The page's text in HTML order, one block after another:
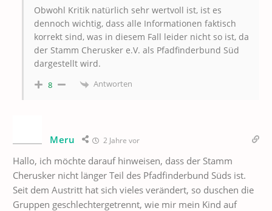
Obwohl Kritik natürlich sehr wertvoll ist, ist es
dennoch wichtig, dass alle Informationen faktisch
korrekt sind, was in diesem Fall leider nicht so ist, da
der Stamm Cherusker e.V. als Pfadfinderbund Süd
dargestellt wird.
8 Antworten
Meru 2 Jahre vor
Hallo, ich möchte darauf hinweisen, dass der Stamm
Cherusker nicht länger Teil des Pfadfinderbund Süds ist.
Seit dem Austritt hat sich vieles verändert, so duschen die
Gruppen geschlechtergetrennt, wie mir mein Kind auf